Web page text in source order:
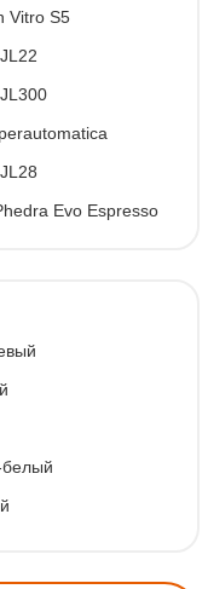
Vitro S5
Evo Espresso
белый